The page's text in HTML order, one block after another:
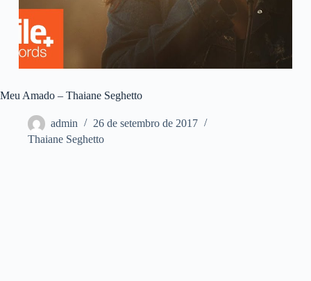
Meu Amado – Thaiane Seghetto
admin
26 de setembro de 2017
Thaiane Seghetto